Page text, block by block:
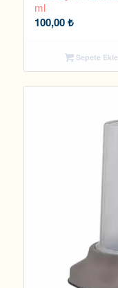
ml
100,00₺
Sepete Ekle